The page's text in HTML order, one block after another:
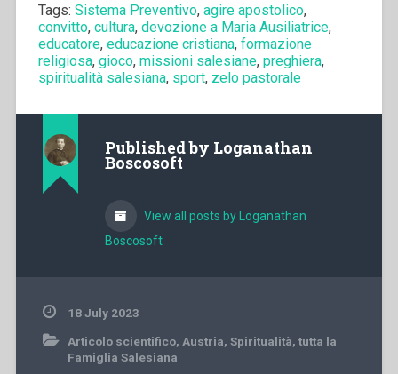
Tags: Sistema Preventivo, agire apostolico,
convitto, cultura, devozione a Maria Ausiliatrice,
educatore, educazione cristiana, formazione
religiosa, gioco, missioni salesiane, preghiera,
spiritualità salesiana, sport, zelo pastorale
Published by Loganathan
Boscosoft
View all posts by Loganathan
Boscosoft
18 July 2023
Articolo scientifico, Austria, Spiritualità, tutta la
Famiglia Salesiana